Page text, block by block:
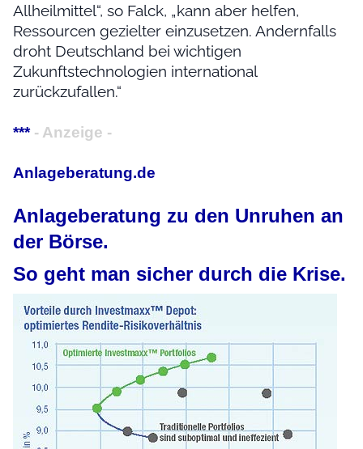
Allheilmittel“, so Falck, „kann aber helfen,
Ressourcen gezielter einzusetzen. Andernfalls
droht Deutschland bei wichtigen
Zukunftstechnologien international
zurückzufallen.“
*** - Anzeige -
Anlageberatung.de
Anlageberatung zu den Unruhen an
der Börse.
So geht man sicher durch die Krise.